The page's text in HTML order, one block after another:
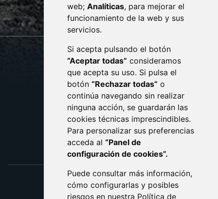
web; Analíticas, para mejorar el
funcionamiento de la web y sus
servicios.
Si acepta pulsando el botón
“Aceptar todas” consideramos
que acepta su uso. Si pulsa el
botón “Rechazar todas” o
continúa navegando sin realizar
ninguna acción, se guardarán las
cookies técnicas imprescindibles.
Para personalizar sus preferencias
acceda al “Panel de
configuración de cookies”.
Puede consultar más información,
cómo configurarlas y posibles
riesgos en nuestra Política de
monzon.es
CONTACTO
AVISO LEGAL
PROTECCIÓN DE DATOS
POLÍTICA DE COOKIES
ACCESIBILIDAD
ENLACE EXTERNO AL